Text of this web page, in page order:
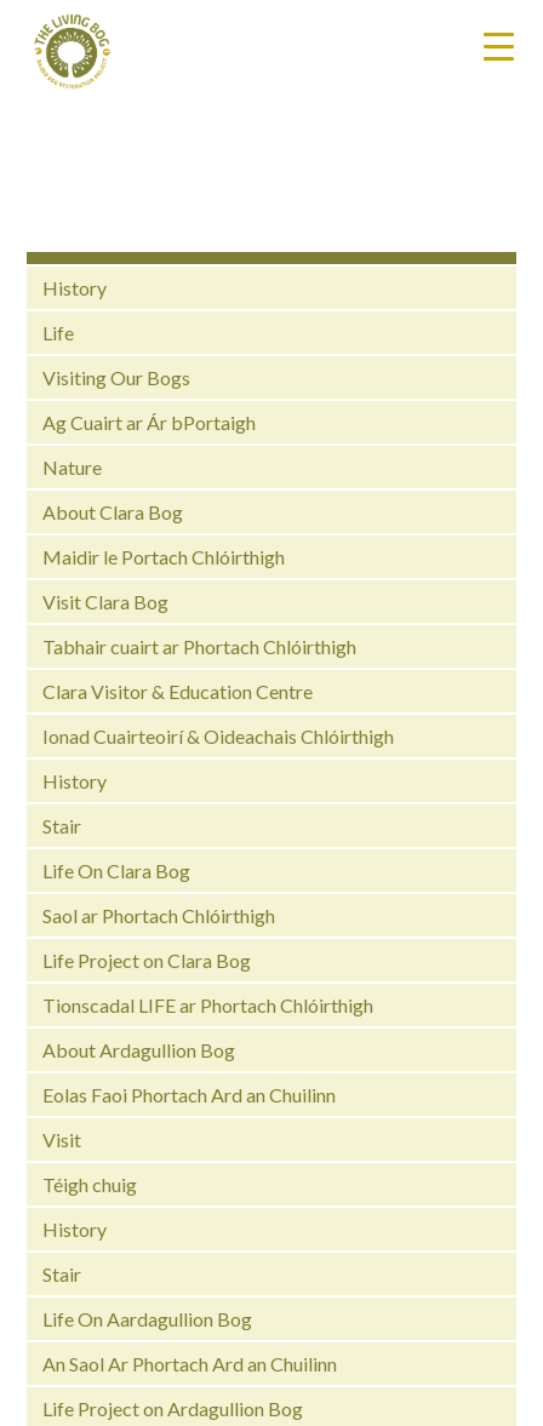
History
Life
Visiting Our Bogs
Ag Cuairt ar Ár bPortaigh
Nature
About Clara Bog
Maidir le Portach Chlóirthigh
Visit Clara Bog
Tabhair cuairt ar Phortach Chlóirthigh
Clara Visitor & Education Centre
Ionad Cuairteoirí & Oideachais Chlóirthigh
History
Stair
Life On Clara Bog
Saol ar Phortach Chlóirthigh
Life Project on Clara Bog
Tionscadal LIFE ar Phortach Chlóirthigh
About Ardagullion Bog
Eolas Faoi Phortach Ard an Chuilinn
Visit
Téigh chuig
History
Stair
Life On Aardagullion Bog
An Saol Ar Phortach Ard an Chuilinn
Life Project on Ardagullion Bog